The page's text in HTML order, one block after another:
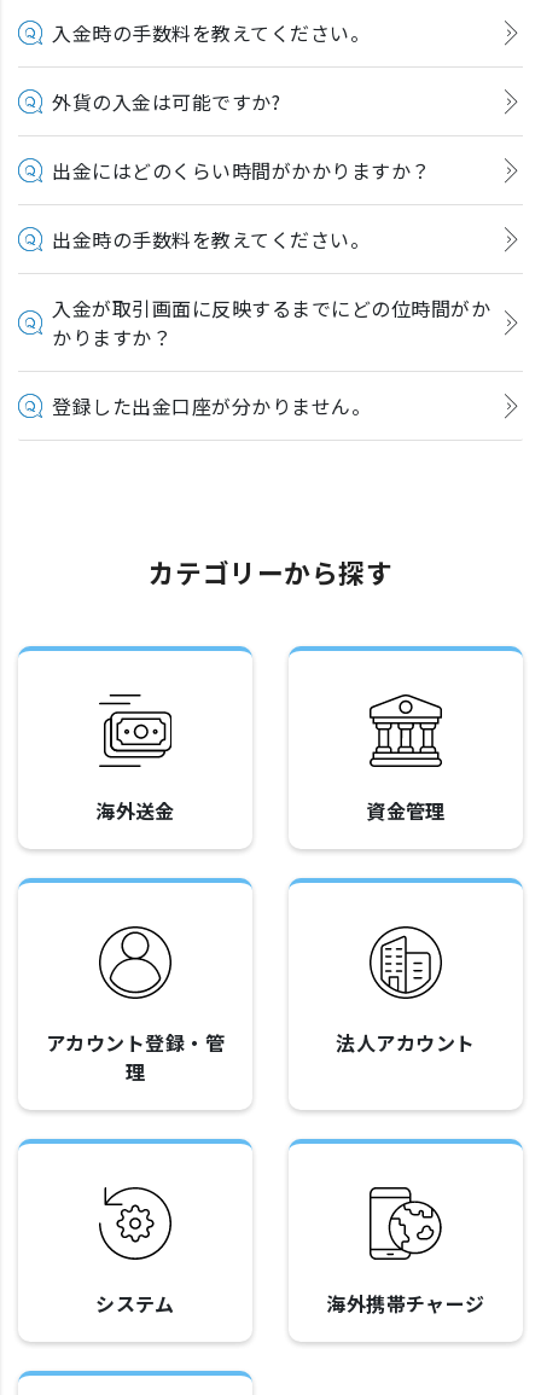
入金時の手数料を教えてください。
外貨の入金は可能ですか?
出金にはどのくらい時間がかかりますか？
出金時の手数料を教えてください。
入金が取引画面に反映するまでにどの位時間がか
かりますか？
登録した出金口座が分かりません。
カテゴリーから探す
海外送金 資金管理
アカウント登録・管
理
法人アカウント
システム 海外携帯チャージ